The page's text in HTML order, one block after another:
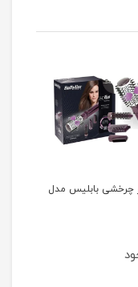
چرخشی بابلیس مدل